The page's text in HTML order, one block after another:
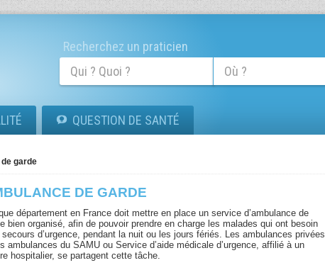
Recherchez un praticien
QUESTION DE SANTÉ
garde
DE GARDE
département en France doit mettre en place un service d’ambulance de
bien organisé, afin de pouvoir prendre en charge les malades qui ont besoin
secours d’urgence, pendant la nuit ou les jours fériés. Les ambulances privées
ambulances du SAMU ou Service d’aide médicale d’urgence, affilié à un
hospitalier, se partagent cette tâche.